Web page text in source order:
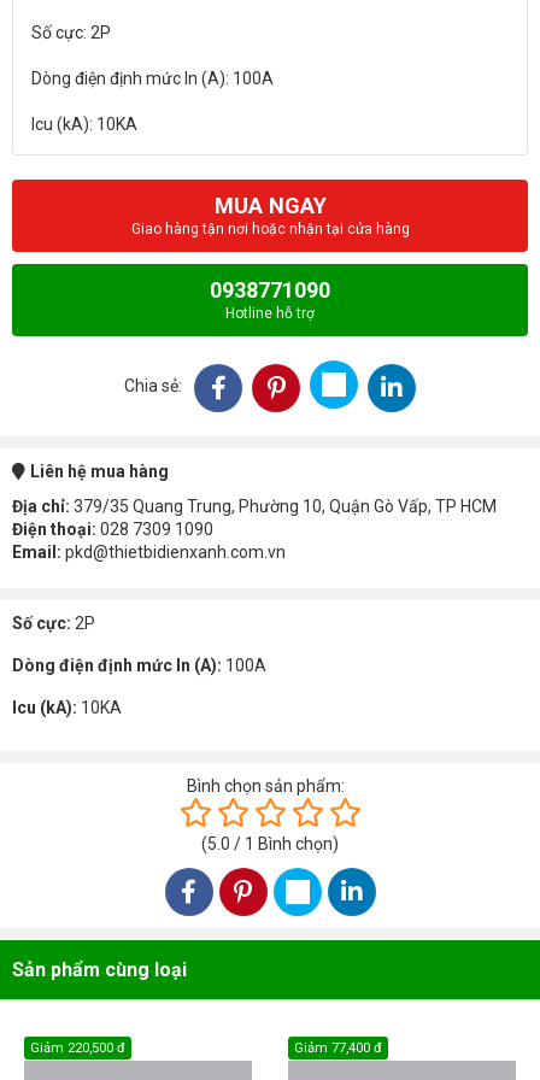
Số cực: 2P
Dòng điện định mức In (A): 100A
MUA NGAY
Giao hàng tận nơi hoặc nhận tại cửa hàng
0938771090
Hotline hỗ trợ
Chia sẻ:
Liên hệ mua hàng
Địa chỉ: 379/35 Quang Trung, Phường 10, Quận Gò Vấp, TP HCM
Điện thoại: 028 7309 1090
Email: pkd@thietbidienxanh.com.vn
Số cực: 2P
Dòng điện định mức In (A): 100A
Icu (kA): 10KA
Bình chọn sản phẩm:
(5.0 / 1 Bình chọn)
Sản phẩm cùng loại
Giảm 220,500 đ Giảm 77,400 đ